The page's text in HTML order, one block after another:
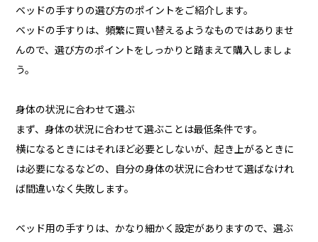
ベッドの手すりの選び方のポイントをご紹介します。
ベッドの手すりは、頻繁に買い替えるようなものではありませ
んので、選び方のポイントをしっかりと踏まえて購入しましょ
う。
身体の状況に合わせて選ぶ
まず、身体の状況に合わせて選ぶことは最低条件です。
横になるときにはそれほど必要としないが、起き上がるときに
は必要になるなどの、自分の身体の状況に合わせて選ばなけれ
ば間違いなく失敗します。
ベッド用の手すりは、かなり細かく設定がありますので、選ぶ